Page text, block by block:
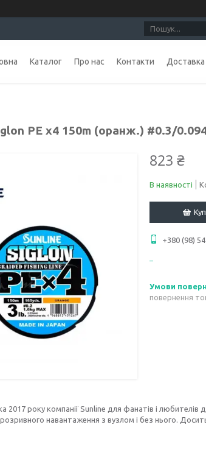
Каталог Про нас Контакти Доставка
PE х4 150m (оранж.) #0.3/
823 ₴
В наявності
+380 (98)
повернення
2017 року компанії Sunline для фанатів і
навантаження з вузлом і без нього.